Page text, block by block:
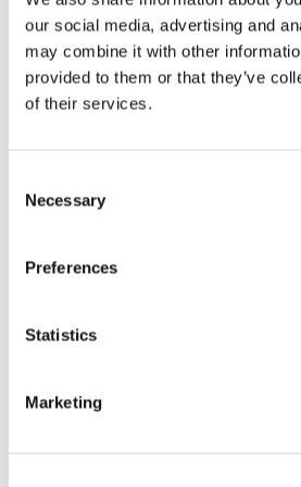
our social media, advertising and
may combine it with other
provided to them or that they’ve
of their services.
Selection
Necessary
Preferences
Statistics
Marketing
egen
Finnlines ökar
högt kostnadstryck